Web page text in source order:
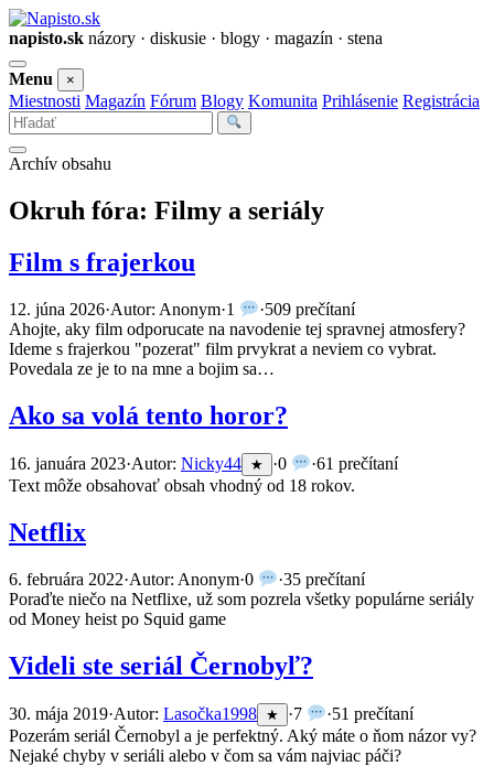
napisto.sk názory · diskusie · blogy · magazín · stena
Otvoriť
menu
Menu ×
Miestnosti Magazín Fórum Blogy Komunita Prihlásenie Registrácia
Vyhľadať
Archív obsahu
Okruh fóra: Filmy a seriály
Film s frajerkou
12. júna 2026·Autor: Anonym·1 ·509 prečítaní
Ahojte, aky film odporucate na navodenie tej spravnej atmosfery?
Ideme s frajerkou "pozerat" film prvykrat a neviem co vybrat.
Povedala ze je to na mne a bojim sa…
Ako sa volá tento horor?
16. januára 2023·Autor: Nicky44 ★ ·0 ·61 prečítaní
Text môže obsahovať obsah vhodný od 18 rokov.
Netflix
6. februára 2022·Autor: Anonym·0 ·35 prečítaní
Poraďte niečo na Netflixe, už som pozrela všetky populárne seriály
od Money heist po Squid game
Videli ste seriál Černobyľ?
30. mája 2019·Autor: Lasočka1998 ★ ·7 ·51 prečítaní
Pozerám seriál Černobyl a je perfektný. Aký máte o ňom názor vy?
Nejaké chyby v seriáli alebo v čom sa vám najviac páči?